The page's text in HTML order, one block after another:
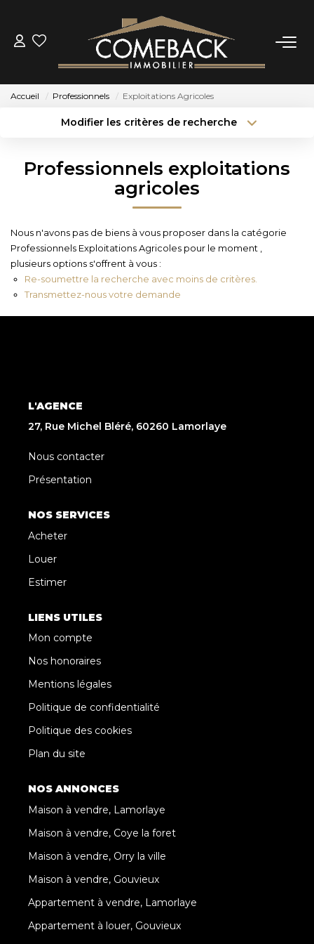
ACHETER
NOTRE AGENCE
BIENS VENDUS
CONTACT
Accueil Professionnels Exploitations Agricoles
Modifier les critères de recherche
Type de bien
Surface min
Créer une alerte
Professionnels exploitations
agricoles
Nous n'avons pas de biens à vous proposer dans la catégorie
Professionnels Exploitations Agricoles pour le moment ,
plusieurs options s'offrent à vous :
Re-soumettre la recherche avec moins de critères.
Transmettez-nous votre demande
L'AGENCE
27, Rue Michel Bléré, 60260 Lamorlaye
Nous contacter
Présentation
NOS SERVICES
Acheter
Louer
Estimer
LIENS UTILES
Mon compte
Nos honoraires
Mentions légales
Politique de confidentialité
Politique des cookies
Plan du site
NOS ANNONCES
Maison à vendre, Lamorlaye
Maison à vendre, Coye la foret
Maison à vendre, Orry la ville
Maison à vendre, Gouvieux
Appartement à vendre, Lamorlaye
Appartement à louer, Gouvieux